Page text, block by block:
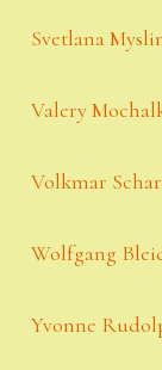
Svetlana
Valery
Volkmar
Wolfgang
Yvonne